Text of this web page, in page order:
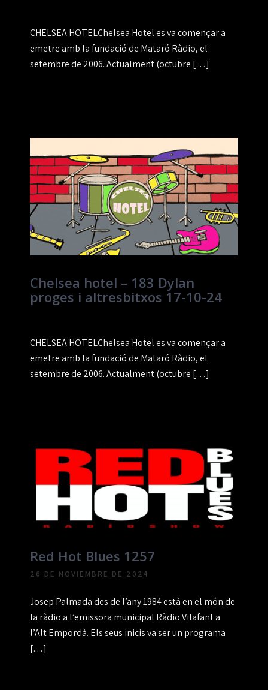
CHELSEA HOTELChelsea Hotel es va començar a
emetre amb la fundació de Mataró Ràdio, el
setembre de 2006. Actualment (octubre […]
Chelsea hotel – 183 Dylan
proges i altresbitxos 17-10-24
CHELSEA HOTELChelsea Hotel es va començar a
emetre amb la fundació de Mataró Ràdio, el
setembre de 2006. Actualment (octubre […]
Red Hot Blues 1257
26 DE NOVIEMBRE DE 2024
Josep Palmada des de l’any 1984 està en el món de
la ràdio a l’emissora municipal Ràdio Vilafant a
l’Alt Empordà. Els seus inicis va ser un programa
[…]